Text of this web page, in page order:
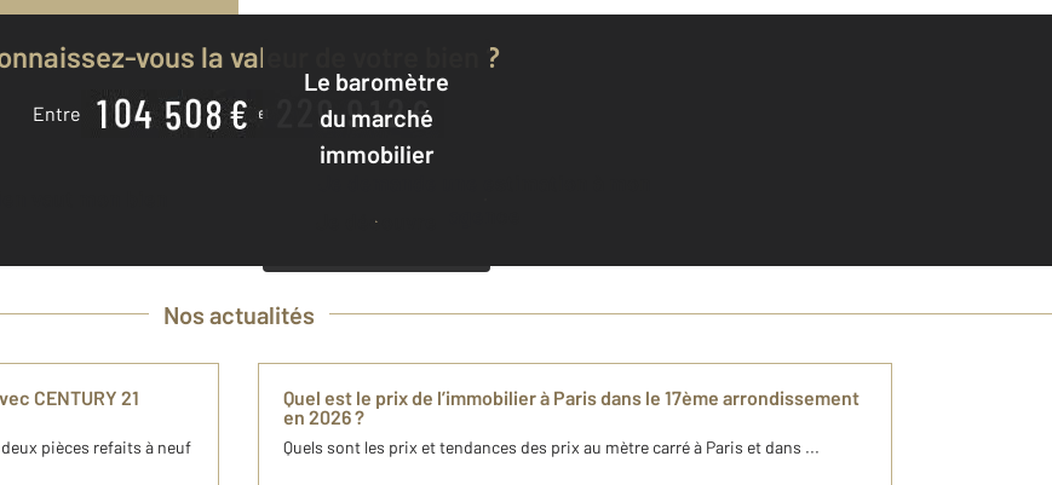
Le baromètre
du marché
immobilier
Je découvre
vous la valeur de votre bien ?
Entre
vaut mon bien
Nos actualités
CENTURY 21
pièces refaits à neuf
Quel est le prix de l’immobilier à Paris dans le 17ème arrondissement
en 2026 ?
Quels sont les prix et tendances des prix au mètre carré ​à Paris et dans ...